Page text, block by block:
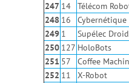
247 14 Télécom
248 16 Cybernétique
249 1 Supélec
250 127 HoloBots
251 57 Coffee
252 11 X-Robot